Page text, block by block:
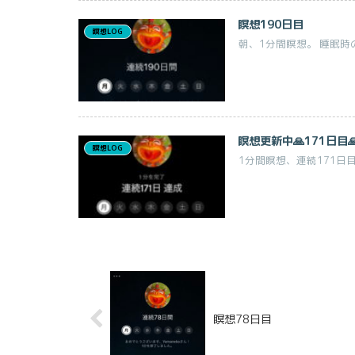
瞑想LOG 瞑想190日目
朝、1分間瞑想。 睡眠時
瞑想LOG 瞑想更新中🙏171日目
1分間瞑想、連続171日
瞑想78日目